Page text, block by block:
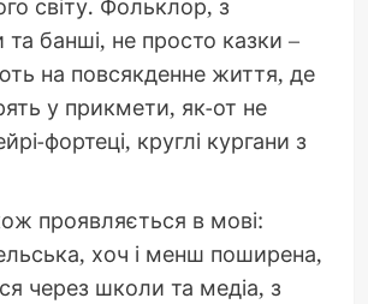
світу. Фольклор, з
банші, не просто казки –
на повсякденне життя, де
у прикмети, як-от не
фортеці, круглі кургани з
проявляється в мові:
хоч і менш поширена,
через школи та медіа, з